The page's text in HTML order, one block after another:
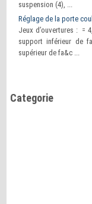
suspension (4), ...
Réglage de la porte
Jeux d’ouvertures : =
support inférieur de
supérieur de fa&c ...
Categorie